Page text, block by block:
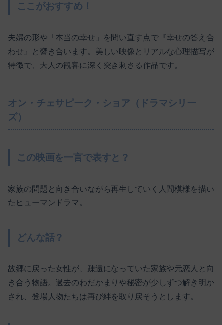
ここがおすすめ！
夫婦の形や「本当の幸せ」を問い直す点で『幸せの答え合
わせ』と響き合います。美しい映像とリアルな心理描写が
特徴で、大人の観客に深く突き刺さる作品です。
オン・チェサピーク・ショア（ドラマシリー
ズ）
この映画を一言で表すと？
家族の問題と向き合いながら再生していく人間模様を描い
たヒューマンドラマ。
どんな話？
故郷に戻った女性が、疎遠になっていた家族や元恋人と向
き合う物語。過去のわだかまりや秘密が少しずつ解き明か
され、登場人物たちは再び絆を取り戻そうとします。